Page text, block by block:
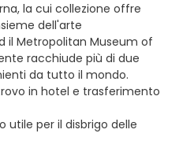
la cui collezione offre
dell'arte
il Metropolitan Museum of
racchiude più di due
da tutto il mondo.
in hotel e trasferimento
per il disbrigo delle